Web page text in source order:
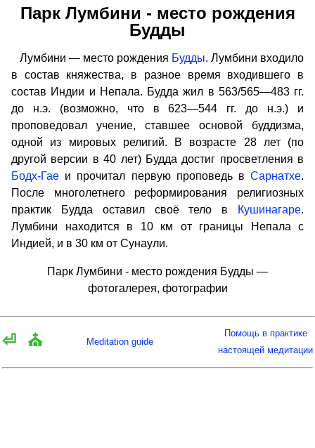
Парк Лумбини - место рождения
Будды
Лумбини — место рождения Будды. Лумбини входило
в состав княжества, в разное время входившего в
состав Индии и Непала. Будда жил в 563/565—483 гг.
до н.э. (возможно, что в 623—544 гг. до н.э.) и
проповедовал учение, ставшее основой буддизма,
одной из мировых религий. В возрасте 28 лет (по
другой версии в 40 лет) Будда достиг просветления в
Бодх-Гае и прочитал первую проповедь в Сарнатхе.
После многолетнего реформирования религиозных
практик Будда оставил своё тело в
Кушинагаре.
Лумбини находится в 10 км от границы Непала с
Индией, и в 30 км от Сунаули.
Парк Лумбини - место рождения Будды —
фотогалерея, фотографии
⏎ ⛪ Meditation guide
Помощь в практике
настоящей медитации